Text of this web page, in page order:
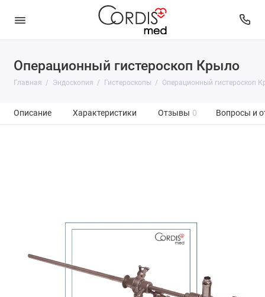
Операционный гистероскоп Крыло
Главная Эндоскопия Гистероскопы Операционный гистероскоп
Описание Характеристики Отзывы 0 Вопросы и